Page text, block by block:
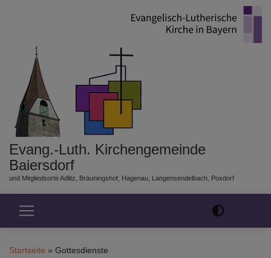
Evang.-Luth. Kirchengemeinde
Baiersdorf
und Mitgliedsorte Adlitz, Bräuningshof, Hagenau, Langensendelbach, Poxdorf
Hauptnavigation
Startseite Gottesdienste